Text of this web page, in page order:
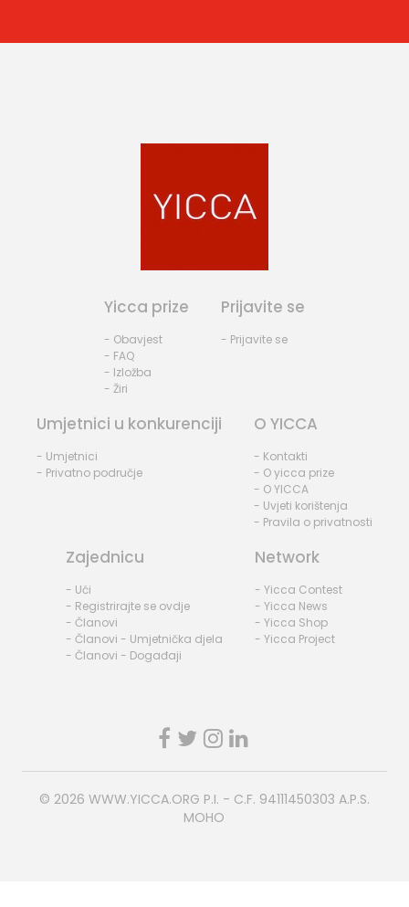
Yicca prize
- Obavjest
- FAQ
- Izložba
- Žiri
Prijavite se
- Prijavite se
Umjetnici u konkurenciji
- Umjetnici
- Privatno područje
O YICCA
- Kontakti
- O yicca prize
- O YICCA
- Uvjeti korištenja
- Pravila o privatnosti
Zajednicu
- Ući
- Registrirajte se ovdje
- Članovi
- Članovi - Umjetnička djela
- Članovi - Događaji
Network
- Yicca Contest
- Yicca News
- Yicca Shop
- Yicca Project
© 2026 WWW.YICCA.ORG P.I. - C.F. 94111450303 A.P.S.
MOHO